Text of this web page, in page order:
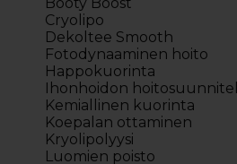
Cryolipo
Dekoltee Smooth
Fotodynaaminen hoito
Happokuorinta
Ihonhoidon
Kemiallinen kuorinta
Koepalan ottaminen
Kryolipolyysi
Luomien poisto